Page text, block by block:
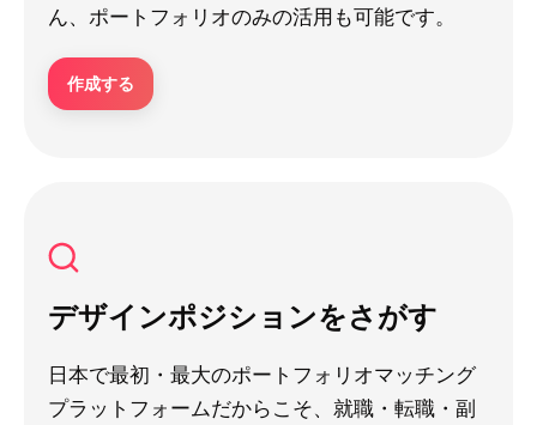
ん、ポートフォリオのみの活用も可能です。
作成する
デザインポジションをさがす
日本で最初・最大のポートフォリオマッチング
プラットフォームだからこそ、就職・転職・副